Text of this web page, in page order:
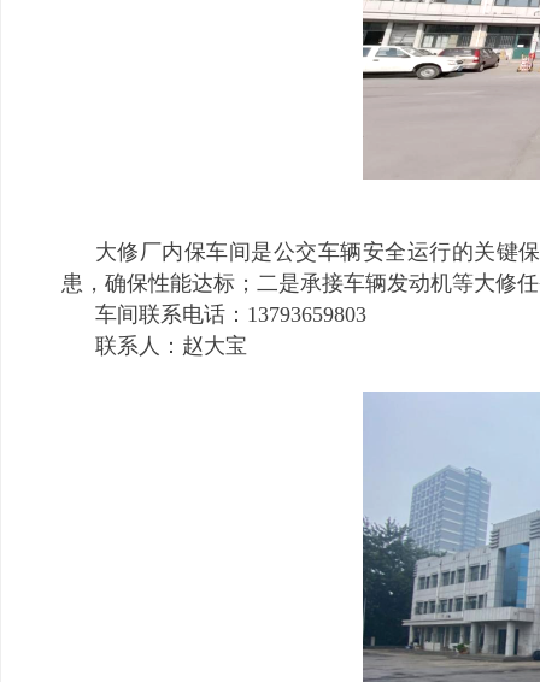
大修厂内保车间是公交车辆安全运行的关键
患，确保性能达标；二是承接车辆发动机等大修
车间联系电话：13793659803
联系人：赵大宝